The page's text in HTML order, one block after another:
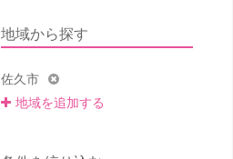
地域から探す
佐久市
地域を追加する